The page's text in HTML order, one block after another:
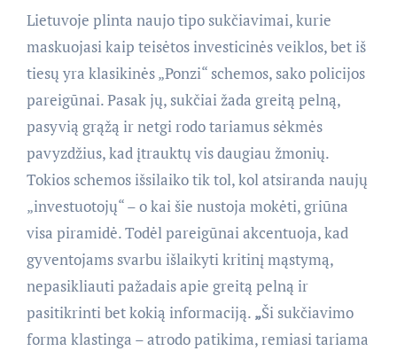
Lietuvoje plinta naujo tipo sukčiavimai, kurie
maskuojasi kaip teisėtos investicinės veiklos, bet iš
tiesų yra klasikinės „Ponzi“ schemos, sako policijos
pareigūnai. Pasak jų, sukčiai žada greitą pelną,
pasyvią grąžą ir netgi rodo tariamus sėkmės
pavyzdžius, kad įtrauktų vis daugiau žmonių.
Tokios schemos išsilaiko tik tol, kol atsiranda naujų
„investuotojų“ – o kai šie nustoja mokėti, griūna
visa piramidė. Todėl pareigūnai akcentuoja, kad
gyventojams svarbu išlaikyti kritinį mąstymą,
nepasikliauti pažadais apie greitą pelną ir
pasitikrinti bet kokią informaciją. „Ši sukčiavimo
forma klastinga – atrodo patikima, remiasi tariama